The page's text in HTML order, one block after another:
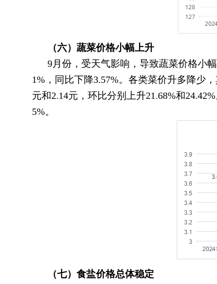
（六）蔬菜价格小幅上升
9月份 ， 受天气影响，导致蔬菜价格小
1%，同比下降3.57%。 各类菜价升多降少
元和2.14元 ， 环比分别上升21.68%和
5%。
（七）食盐价格总体稳定